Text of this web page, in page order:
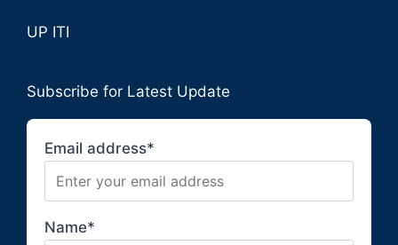
UP ITI
Subscribe for Latest Update
Email address*
Name*